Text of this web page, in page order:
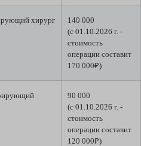
хирург
140 000
(с 01.10.2026 г. -
стоимость
операции составит
170 000₽)
90 000
(с 01.10.2026 г. -
стоимость
операции составит
120 000₽)